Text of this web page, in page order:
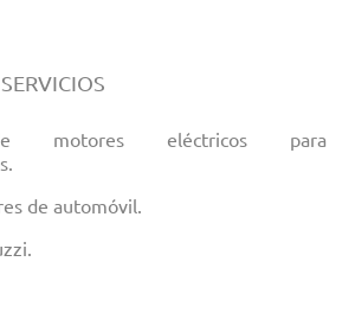
motores eléctricos para
de automóvil.